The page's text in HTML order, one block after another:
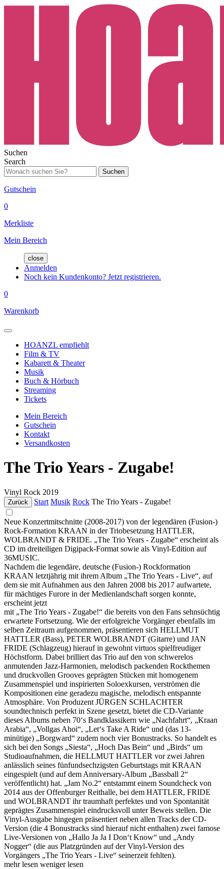
Suchen
Search
Suchen
Gutschein
0
Merkliste
Mein Bereich
close
Anmelden
Noch kein Kundenkonto? Jetzt registrieren.
0
Warenkorb
HOANZL empfiehlt
Film & TV
Kabarett & Theater
Musik
Buch & Hörbuch
Streaming
Tickets
Mein Bereich
Gutschein
Kontakt
Versandkosten
The Trio Years - Zugabe!
Vinyl Rock 2019
Zurück Start Musik Rock The Trio Years - Zugabe!
Neue Konzertmitschnitte (2008-2017) von der legendären (Fusion-)
Rock-Formation KRAAN in der Triobesetzung HATTLER,
WOLBRANDT & FRIDE. „The Trio Years - Zugabe“ erscheint als
CD im dreiteiligen Digipack-Format sowie als Vinyl-Edition auf
36MUSIC.
Nachdem die legendäre, deutsche (Fusion-) Rockformation
KRAAN letztjährig mit ihrem Album „The Trio Years - Live“, auf
dem sie mit Aufnahmen aus den Jahren 2008 bis 2017 aufwartete,
für mächtiges Furore in der Medienlandschaft sorgen konnte,
erscheint jetzt
mit „The Trio Years - Zugabe!“ die bereits von den Fans sehnsüchtig
erwartete Fortsetzung. Wie der erfolgreiche Vorgänger ebenfalls im
selben Zeitraum aufgenommen, präsentieren sich HELLMUT
HATTLER (Bass), PETER WOLBRANDT (Gitarre) und JAN
FRIDE (Schlagzeug) hierauf in gewohnt virtuos spielfreudiger
Höchstform. Dabei brilliert das Trio auf den von schwerelos
anmutenden Jazz-Harmonien, melodisch packenden Rockthemen
und druckvollen Grooves geprägten Stücken mit homogenem
Zusammenspiel und inspirierten Soloexkursen, verströmen die
Kompositionen eine geradezu magische, melodisch entspannte
Atmosphäre. Von Produzent JÜRGEN SCHLACHTER
soundtechnisch perfekt in Szene gesetzt, bietet die CD-Variante
dieses Albums neben 70‘s Bandklassikern wie „Nachfahrt“, „Kraan
Arabia“, „Vollgas Ahoi“, „Let‘s Take A Ride“ und (das 13-
minütige) „Borgward“ zudem noch vier Bonustracks. So handelt es
sich bei den Songs „Siesta“, „Hoch Das Bein“ und „Birds“ um
Studioaufnahmen, die HELLMUT HATTLER vor zwei Jahren
anlässlich seines fünfundsechzigsten Geburtstags mit KRAAN
eingespielt (und auf dem Anniversary-Album „Bassball 2“
veröffentlicht) hat. „Jam No.2“ entstammt einem Soundcheck von
2014 aus der Offenburger Reithalle, bei dem HATTLER, FRIDE
und WOLBRANDT ihr traumhaft perfektes und von Spontanität
geprägtes Zusammenspiel eindrucksvoll unter Beweis stellen. Die
Vinyl-Ausgabe hingegen präsentiert neben allen Tracks der CD-
Version (die 4 Bonustracks sind hierauf nicht enthalten) zwei famose
Live-Versionen von „Hallo Ja Ja I Don‘t Know“ und „Andy
Nogger“ (die aus Platzgründen auf der Vinyl-Version des
Vorgängers „The Trio Years - Live“ seinerzeit fehlten).
mehr lesen weniger lesen